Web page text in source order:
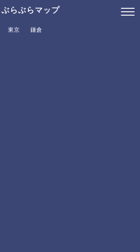
ぶらぶらマップ
東京 鎌倉